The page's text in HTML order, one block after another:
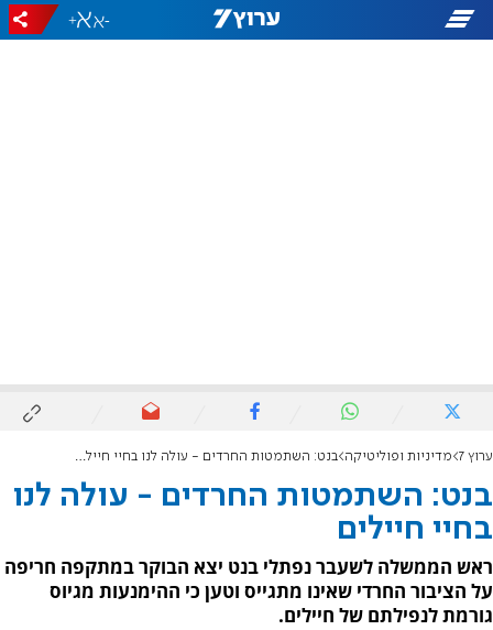
-
+
ערוץ 7 מדיניות ופוליטיקה בנט: השתמטות החרדים - עולה לנו בחיי חיילים
בנט: השתמטות החרדים - עולה לנו
בחיי חיילים
ראש הממשלה לשעבר נפתלי בנט יצא הבוקר במתקפה חריפה
על הציבור החרדי שאינו מתגייס וטען כי ההימנעות מגיוס
גורמת לנפילתם של חיילים.